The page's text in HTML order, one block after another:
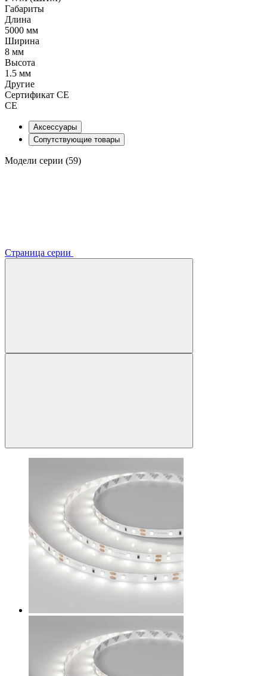
Габариты
Длина
5000 мм
Ширина
8 мм
Высота
1.5 мм
Другие
Сертификат CE
CE
Аксессуары
Сопутствующие товары
Модели серии (59)
Страница серии